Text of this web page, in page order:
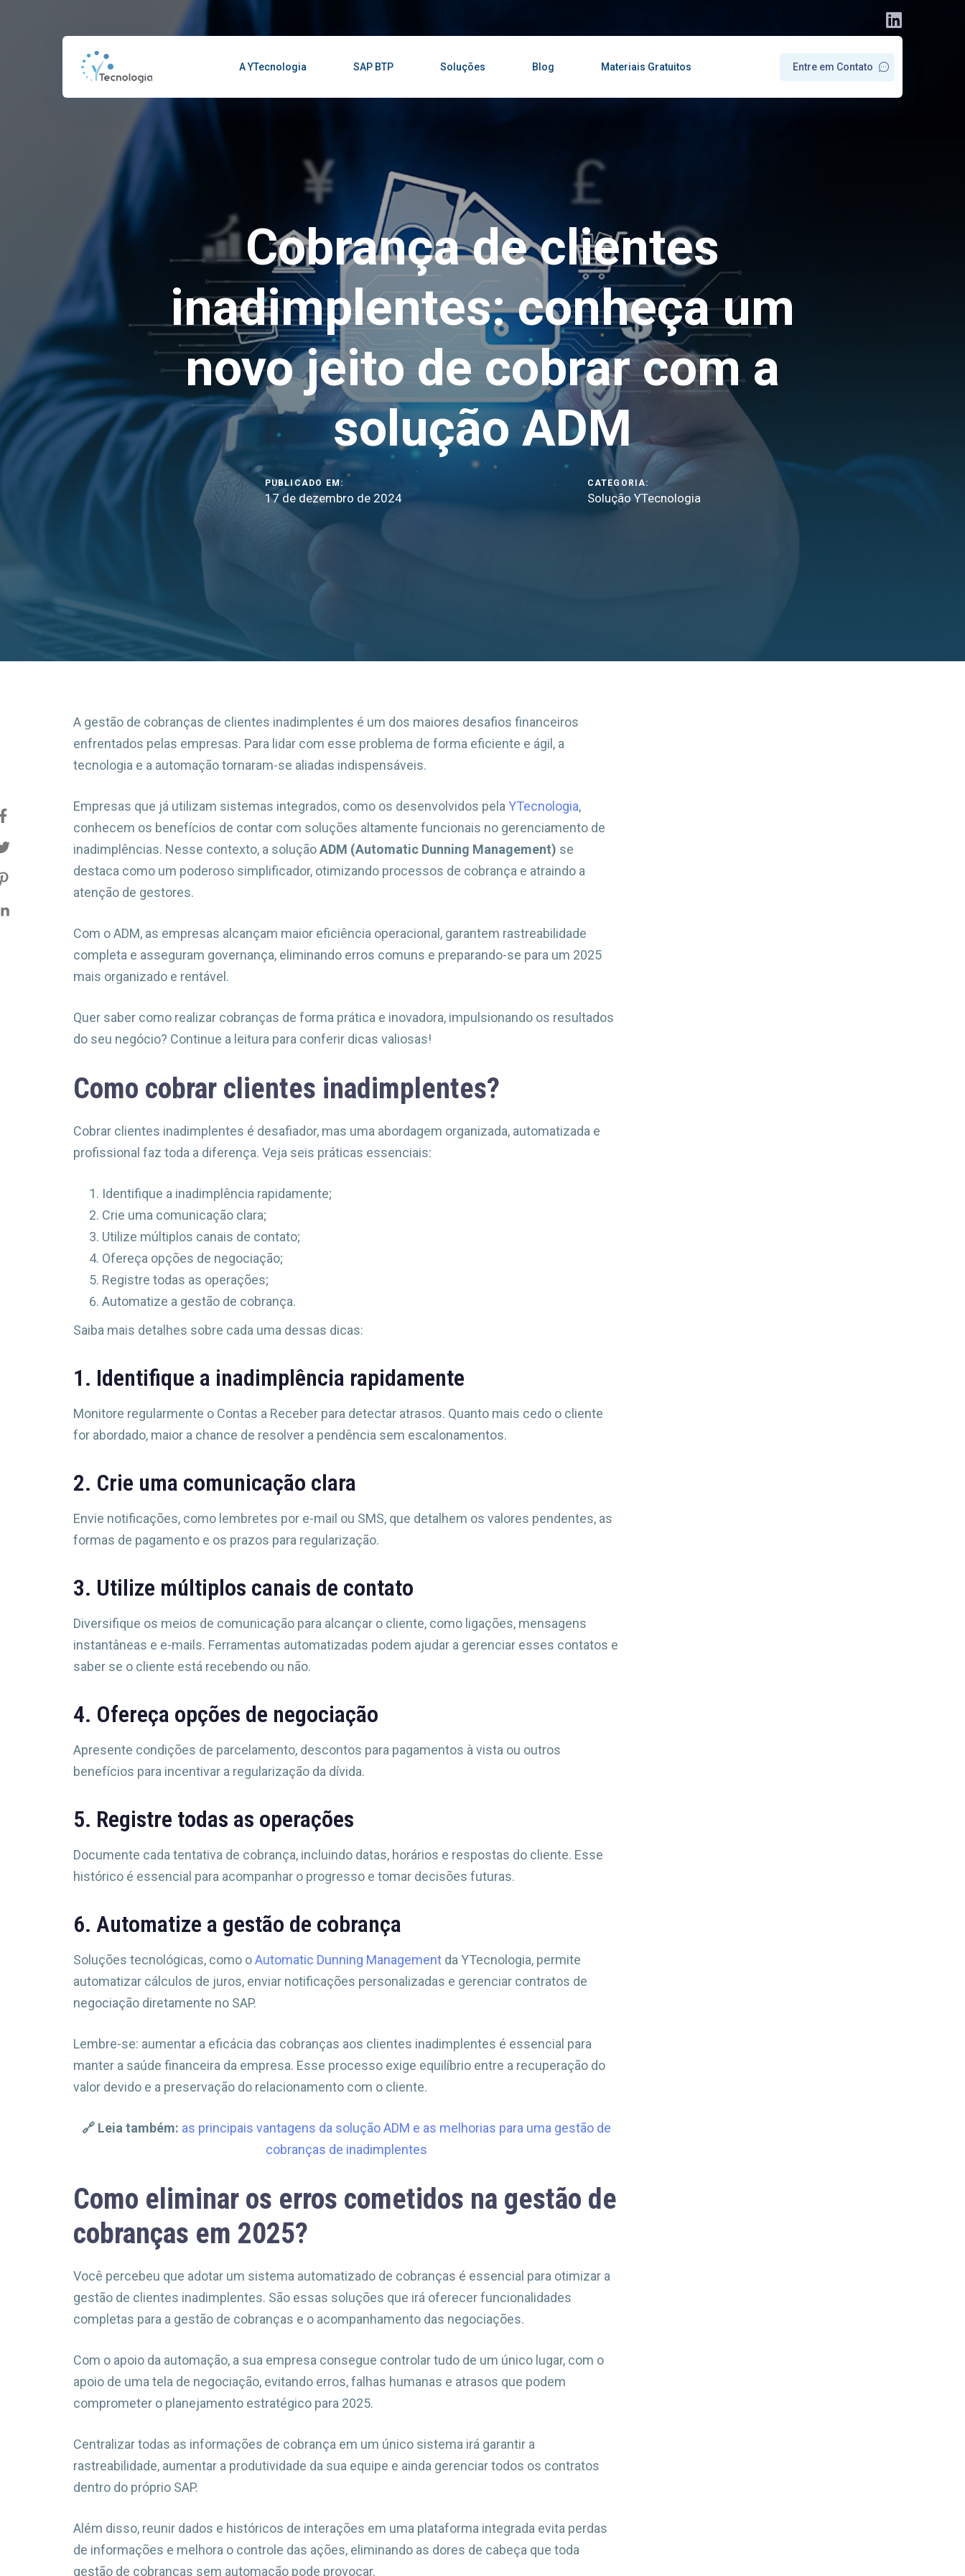
A YTecnologia SAP BTP Soluções Blog Materiais Gratuitos Entre em Contato
Cobrança de clientes
inadimplentes: conheça um
novo jeito de cobrar com a
solução ADM
PUBLICADO EM:
17 de dezembro de 2024
CATEGORIA:
Solução YTecnologia
A gestão de cobranças de clientes inadimplentes é um dos maiores desafios financeiros
enfrentados pelas empresas. Para lidar com esse problema de forma eficiente e ágil, a
tecnologia e a automação tornaram-se aliadas indispensáveis.
Empresas que já utilizam sistemas integrados, como os desenvolvidos pela YTecnologia,
conhecem os benefícios de contar com soluções altamente funcionais no gerenciamento de
inadimplências. Nesse contexto, a soluçãoADM (Automatic Dunning Management) se
destaca como um poderoso simplificador, otimizando processos de cobrança e atraindo a
atenção de gestores.
Com o ADM, as empresas alcançam maior eficiência operacional, garantem rastreabilidade
completa e asseguram governança, eliminando erros comuns e preparando-se para um 2025
mais organizado e rentável.
Quer saber como realizar cobranças de forma prática e inovadora, impulsionando os resultados
do seu negócio? Continue a leitura para conferir dicas valiosas!
Como cobrar clientes inadimplentes?
Cobrar clientes inadimplentes é desafiador, mas uma abordagem organizada, automatizada e
profissional faz toda a diferença. Veja seis práticas essenciais:
Identifique a inadimplência rapidamente;
Crie uma comunicação clara;
Utilize múltiplos canais de contato;
Ofereça opções de negociação;
Registre todas as operações;
Automatize a gestão de cobrança.
Saiba mais detalhes sobre cada uma dessas dicas:
1. Identifique a inadimplência rapidamente
Monitore regularmente o Contas a Receber para detectar atrasos. Quanto mais cedo o cliente
for abordado, maior a chance de resolver a pendência sem escalonamentos.
2. Crie uma comunicação clara
Envie notificações, como lembretes por e-mail ou SMS, que detalhem os valores pendentes, as
formas de pagamento e os prazos para regularização.
3. Utilize múltiplos canais de contato
Diversifique os meios de comunicação para alcançar o cliente, como ligações, mensagens
instantâneas e e-mails. Ferramentas automatizadas podem ajudar a gerenciar esses contatos e
saber se o cliente está recebendo ou não.
4. Ofereça opções de negociação
Apresente condições de parcelamento, descontos para pagamentos à vista ou outros
benefícios para incentivar a regularização da dívida.
5. Registre todas as operações
Documente cada tentativa de cobrança, incluindo datas, horários e respostas do cliente. Esse
histórico é essencial para acompanhar o progresso e tomar decisões futuras.
6. Automatize a gestão de cobrança
Soluções tecnológicas, como oAutomatic Dunning Management da YTecnologia, permite
automatizar cálculos de juros, enviar notificações personalizadas e gerenciar contratos de
negociação diretamente no SAP.
Lembre-se: aumentar a eficácia das cobranças aos clientes inadimplentes é essencial para
manter a saúde financeira da empresa. Esse processo exige equilíbrio entre a recuperação do
valor devido e a preservação do relacionamento com o cliente.
🔗Leia também: as principais vantagens da solução ADM e as melhorias para uma gestão de
cobranças de inadimplentes
Como eliminar os erros cometidos na gestão de
cobranças em 2025?
Você percebeu que adotar um sistema automatizado de cobranças é essencial para otimizar a
gestão de clientes inadimplentes. São essas soluções que irá oferecer funcionalidades
completas para a gestão de cobranças e o acompanhamento das negociações.
Com o apoio da automação, a sua empresa consegue controlar tudo de um único lugar, com o
apoio de uma tela de negociação, evitando erros, falhas humanas e atrasos que podem
comprometer o planejamento estratégico para 2025.
Centralizar todas as informações de cobrança em um único sistema irá garantir a
rastreabilidade, aumentar a produtividade da sua equipe e ainda gerenciar todos os contratos
dentro do próprio SAP.
Além disso, reunir dados e históricos de interações em uma plataforma integrada evita perdas
de informações e melhora o controle das ações, eliminando as dores de cabeça que toda
gestão de cobranças sem automação pode provocar.